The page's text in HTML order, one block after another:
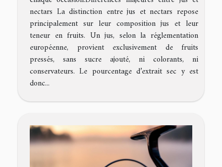
nectars La distinction entre jus et nectars repose
principalement sur leur composition jus et leur
teneur en fruits. Un jus, selon la réglementation
européenne, provient exclusivement de fruits
pressés, sans sucre ajouté, ni colorants, ni
conservateurs. Le pourcentage d’extrait sec y est
donc...